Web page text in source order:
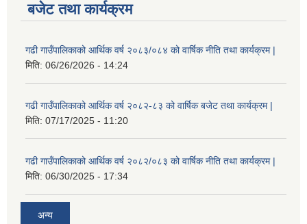
बजेट तथा कार्यक्रम
गढी गाउँपालिकाको आर्थिक वर्ष २०८३/०८४ को वार्षिक नीति तथा कार्यक्रम |
मिति: 06/26/2026 - 14:24
गढी गाउँपालिकाको आर्थिक वर्ष २०८२-८३ को वार्षिक बजेट तथा कार्यक्रम |
मिति: 07/17/2025 - 11:20
गढी गाउँपालिकाको आर्थिक वर्ष २०८२/०८३ को वार्षिक नीति तथा कार्यक्रम |
मिति: 06/30/2025 - 17:34
अन्य